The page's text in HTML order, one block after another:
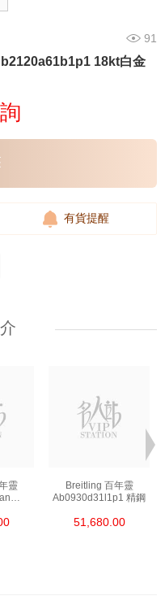
91
18kt白金
有貨提醒
靈
精鋼
Breitling 百年靈
Ab0930d31l1p1 精鋼
51,680.00